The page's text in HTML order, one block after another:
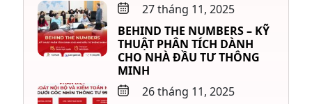
27 tháng 11, 2025
BEHIND THE NUMBERS – KỸ
THUẬT PHÂN TÍCH DÀNH
CHO NHÀ ĐẦU TƯ THÔNG
MINH
26 tháng 11, 2025